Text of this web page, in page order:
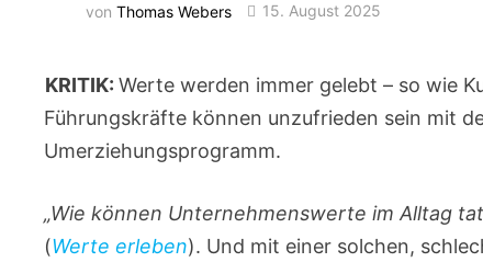
vonThomas Webers 15. August 2025
KRITIK:Werte werden immer gelebt – so wie
Führungskräfte können unzufrieden sein mit
Umerziehungsprogramm.
„Wie können Unternehmenswerte im Alltag
(Werte erleben). Und mit einer solchen,